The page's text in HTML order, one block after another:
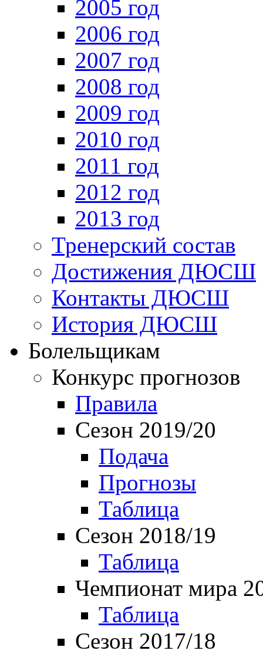
2005 год
2006 год
2007 год
2008 год
2009 год
2010 год
2011 год
2012 год
2013 год
Тренерский состав
Достижения ДЮСШ
Контакты ДЮСШ
История ДЮСШ
Болельщикам
Конкурс прогнозов
Правила
Сезон 2019/20
Подача
Прогнозы
Таблица
Сезон 2018/19
Таблица
Чемпионат мира
Таблица
Сезон 2017/18